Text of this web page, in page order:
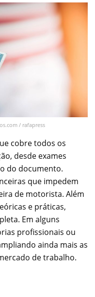
/ rafapress
cobre todos os
desde exames
do documento.
que impedem
de motorista. Além
e práticas,
Em alguns
profissionais ou
ainda mais as
de trabalho.